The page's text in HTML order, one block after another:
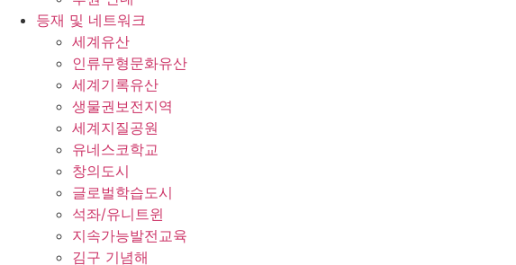
등재 및 네트워크
세계유산
인류무형문화유산
세계기록유산
생물권보전지역
세계지질공원
유네스코학교
창의도시
글로벌학습도시
석좌/유니트윈
지속가능발전교육
김구 기념해